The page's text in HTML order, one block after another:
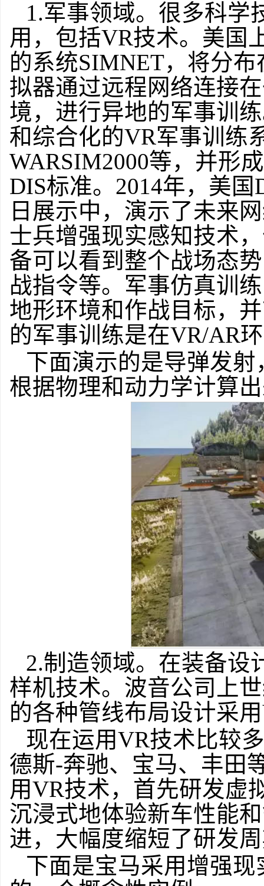
1.军事领域。很多科学
用，包括VR技术。美国
的系统SIMNET，将分
拟器通过远程网络连接
境，进行异地的军事训
和综合化的VR军事训练
WARSIM2000等，并形
DIS标准。2014年，美
日展示中，演示了未来
士兵增强现实感知技术
备可以看到整个战场态
战指令等。军事仿真训
地形环境和作战目标，
的军事训练是在VR/AR
下面演示的是导弹发
根据物理和动力学计算
2.制造领域。在装备设
样机技术。波音公司上
的各种管线布局设计采
现在运用VR技术比较
德斯-奔驰、宝马、丰田
用VR技术，首先研发虚
沉浸式地体验新车性能
进，大幅度缩短了研发
下面是宝马采用增强